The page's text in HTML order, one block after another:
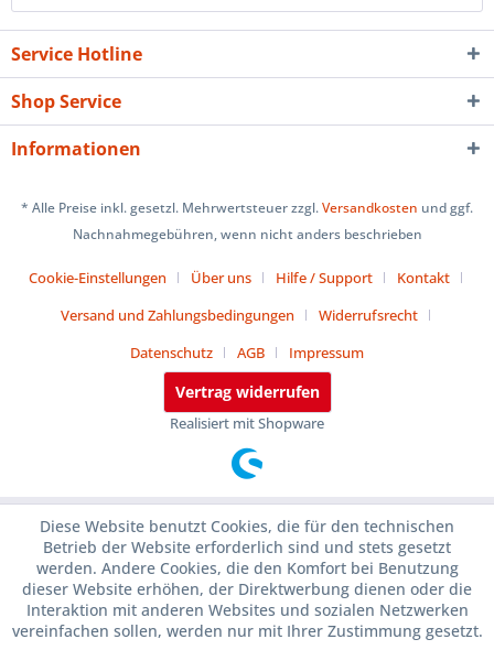
Service Hotline
Shop Service
Informationen
* Alle Preise inkl. gesetzl. Mehrwertsteuer zzgl.Versandkosten und ggf.
Nachnahmegebühren, wenn nicht anders beschrieben
Cookie-Einstellungen Über uns Hilfe / Support
Kontakt
Versand und Zahlungsbedingungen
Widerrufsrecht
Datenschutz
AGB Impressum
Vertrag widerrufen
Realisiert mit Shopware
Diese Website benutzt Cookies, die für den technischen
Betrieb der Website erforderlich sind und stets gesetzt
werden. Andere Cookies, die den Komfort bei Benutzung
dieser Website erhöhen, der Direktwerbung dienen oder die
Interaktion mit anderen Websites und sozialen Netzwerken
vereinfachen sollen, werden nur mit Ihrer Zustimmung gesetzt.